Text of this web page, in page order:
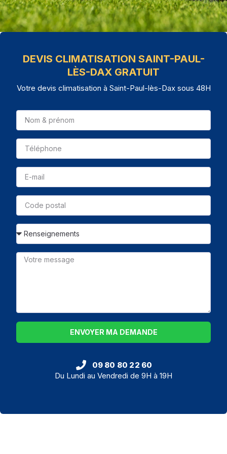
DEVIS CLIMATISATION SAINT-PAUL-
LÈS-DAX GRATUIT
Votre devis climatisation à Saint-Paul-lès-Dax sous 48H
ENVOYER MA DEMANDE
09 80 80 22 60
Du Lundi au Vendredi de 9H à 19H